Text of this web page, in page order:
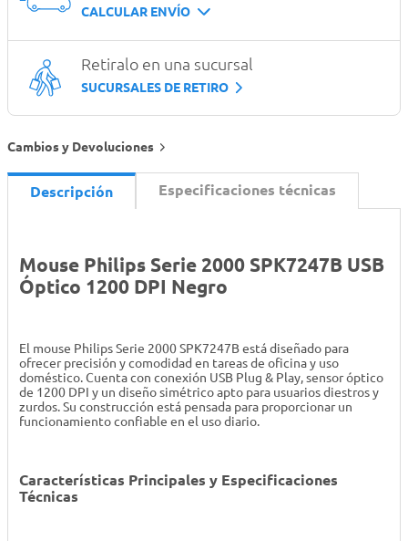
CALCULAR ENVÍO
Retiralo en una sucursal
SUCURSALES DE RETIRO
Cambios y Devoluciones
Descripción Especificaciones técnicas
Mouse Philips Serie 2000 SPK7247B USB
Óptico 1200 DPI Negro
El mouse Philips Serie 2000 SPK7247B está diseñado para
ofrecer precisión y comodidad en tareas de oficina y uso
doméstico. Cuenta con conexión USB Plug & Play, sensor óptico
de 1200 DPI y un diseño simétrico apto para usuarios diestros y
zurdos. Su construcción está pensada para proporcionar un
funcionamiento confiable en el uso diario.
Características Principales y Especificaciones
Técnicas